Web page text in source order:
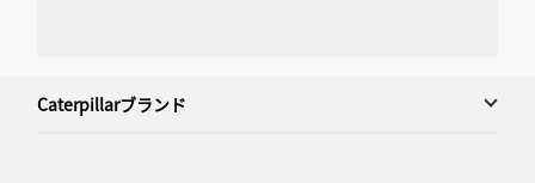
Caterpillarブランド